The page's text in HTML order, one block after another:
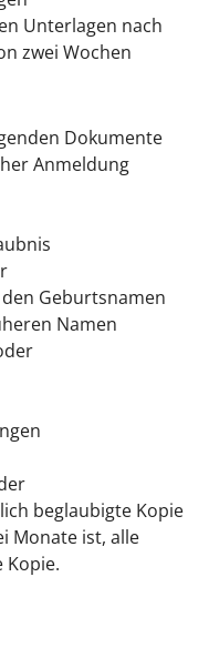
Unterlagen nach
zwei Wochen
Dokumente
Anmeldung
Geburtsnamen
Namen
beglaubigte Kopie
Monate ist, alle
Kopie.